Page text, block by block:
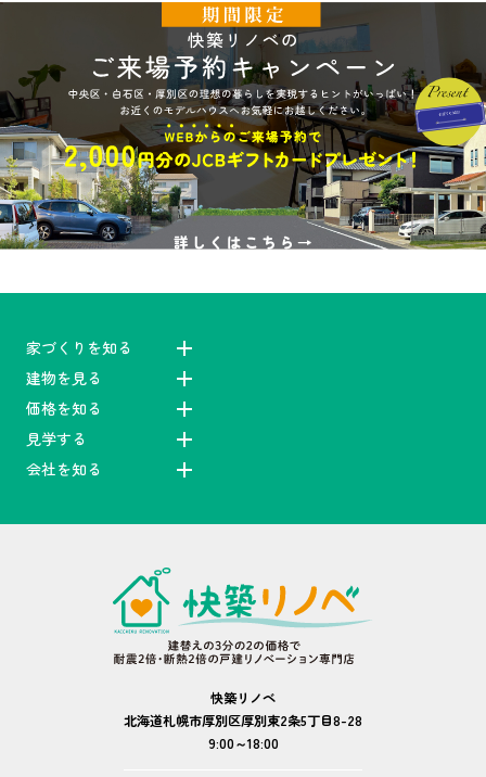
家づくりを知る
建物を見る
価格を知る
見学する
会社を知る
快築リノベ
北海道札幌市厚別区厚別東2条5丁目8-28
9:00～18:00